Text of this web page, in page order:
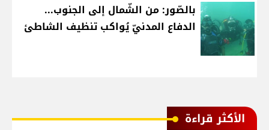
بالصّور: من الشّمال إلى الجنوب...
الدفاع المدنيّ يُواكب تنظيف الشاطئ
الأكثر قراءة